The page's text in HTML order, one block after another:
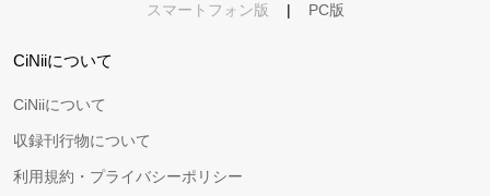
スマートフォン版 | PC版
CiNiiについて
CiNiiについて
収録刊行物について
利用規約・プライバシーポリシー